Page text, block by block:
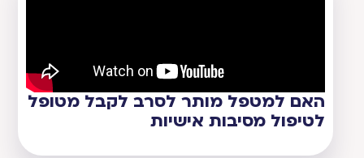
האם למטפל מותר לסרב לקבל מטופל
לטיפול מסיבות אישיות